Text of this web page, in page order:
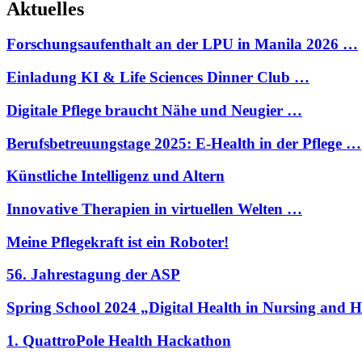
Aktuelles
Forschungsaufenthalt an der LPU in Manila 2026 …
Einladung KI & Life Sciences Dinner Club …
Digitale Pflege braucht Nähe und Neugier …
Berufsbetreuungstage 2025: E-Health in der Pflege …
Künstliche Intelligenz und Altern
Innovative Therapien in virtuellen Welten …
Meine Pflegekraft ist ein Roboter!
56. Jahrestagung der ASP
Spring School 2024 „Digital Health in Nursing and
1. QuattroPole Health Hackathon